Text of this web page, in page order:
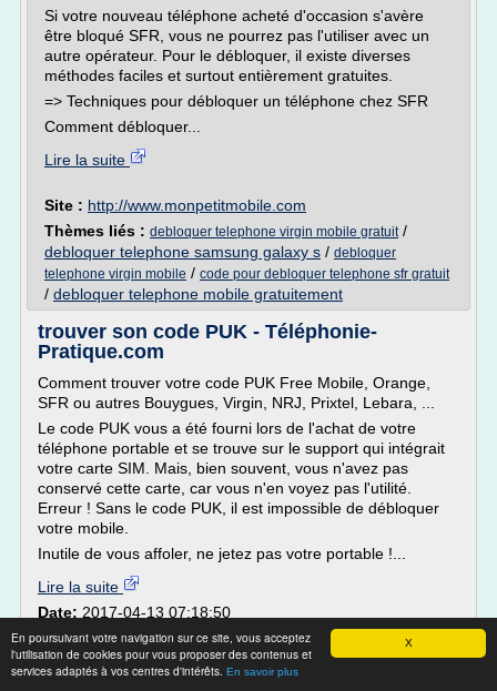
X
En poursuivant votre navigation sur ce site, vous acceptez
l'utilisation de cookies pour vous proposer des contenus et
services adaptés à vos centres d'intérêts. En savoir plus
Si votre nouveau téléphone acheté d'occasion s'avère
être bloqué SFR, vous ne pourrez pas l'utiliser avec un
autre opérateur. Pour le débloquer, il existe diverses
méthodes faciles et surtout entièrement gratuites.
=> Techniques pour débloquer un téléphone chez SFR
Comment débloquer...
Lire la suite
Site : http://www.monpetitmobile.com
Thèmes liés : debloquer telephone virgin mobile gratuit/
debloquer telephone samsung galaxy s / debloquer
telephone virgin mobile / code pour debloquer telephone sfr gratuit
/ debloquer telephone mobile gratuitement
trouver son code PUK - Téléphonie-
Pratique.com
Comment trouver votre code PUK Free Mobile, Orange,
SFR ou autres Bouygues, Virgin, NRJ, Prixtel, Lebara, ...
Le code PUK vous a été fourni lors de l'achat de votre
téléphone portable et se trouve sur le support qui intégrait
votre carte SIM. Mais, bien souvent, vous n'avez pas
conservé cette carte, car vous n'en voyez pas l'utilité.
Erreur ! Sans le code PUK, il est impossible de débloquer
votre mobile.
Inutile de vous affoler, ne jetez pas votre portable !...
Lire la suite
Date: 2017-04-13 07:18:50
Site :http://www.telephonie-pratique.com
Thèmes liés :debloquer mobile orange avec code puk/comment
debloquer portable avec code puk /debloquer mon portable orange